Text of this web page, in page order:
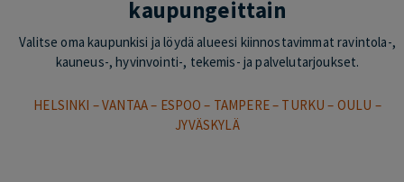
kaupungeittain
Valitse oma kaupunkisi ja löydä alueesi kiinnostavimmat ravintola-,
kauneus-, hyvinvointi-, tekemis- ja palvelutarjoukset.
HELSINKI –VANTAA– ESPOO – TAMPERE– TURKU – OULU –
JYVÄSKYLÄ